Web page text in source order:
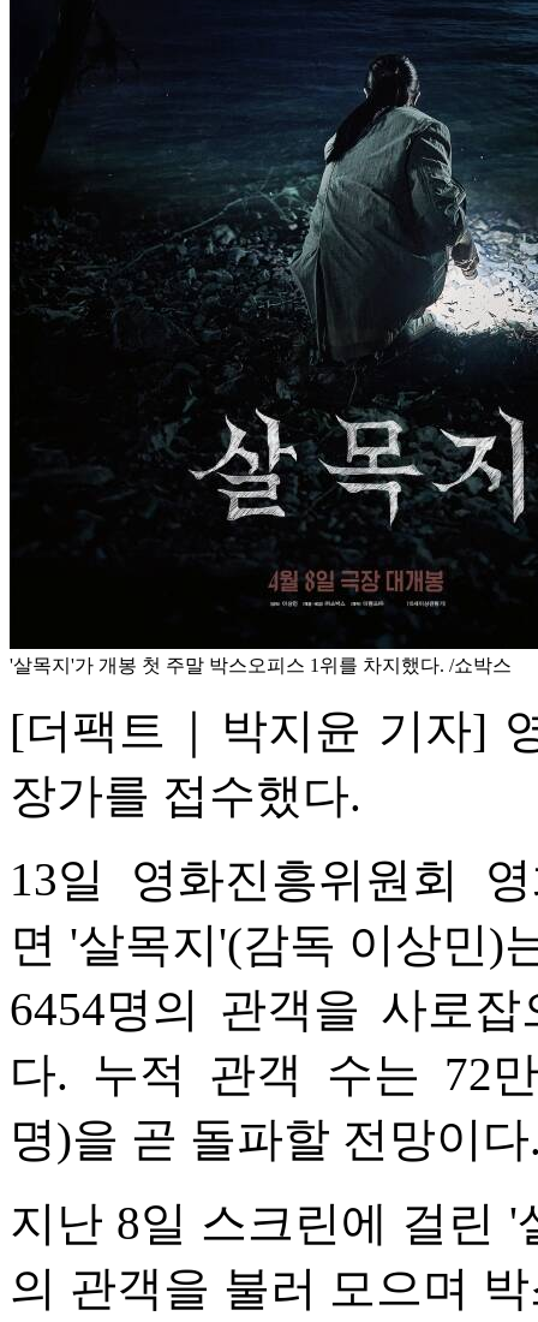
'살목지'가 개봉 첫 주말 박스오피스 1위를 차지했다. /쇼박스
[더팩트｜박지윤 기자]
장가를 접수했다.
13일 영화진흥위원회
면 '살목지'(감독 이상민)
6454명의 관객을 사로
다. 누적 관객 수는 72
명)을 곧 돌파할 전망이
지난 8일 스크린에 걸린 '
의 관객을 불러 모으며